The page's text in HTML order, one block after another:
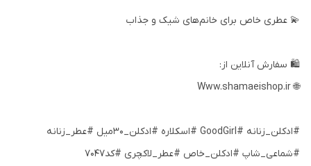
💫 عطری خاص برای خانم‌های شیک و جذاب
🛍 سفارش آنلاین از:
🌐 Www.shamaeishop.ir
#ادکلن_زنانه #GoodGirl #اسکلاره #ادکلن_30میل #عطر_زنانه
#شماعی_شاپ #ادکلن_خاص #عطر_لاکچری #کد7047